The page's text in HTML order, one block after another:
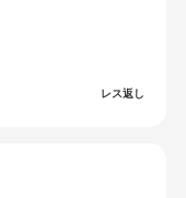
レス返し